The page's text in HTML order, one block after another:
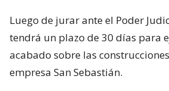
Luego de jurar ante el Poder
tendrá un plazo de 30 días para
acabado sobre las
empresa San Sebastián.